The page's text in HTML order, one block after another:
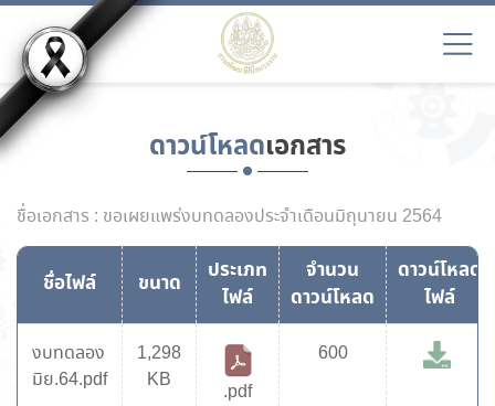
ดาวน์โหลดเอกสาร
ชื่อเอกสาร : ขอเผยแพร่งบทดลองประจำเดือนมิถุนายน 2564
ชื่อไฟล์ ขนาด
ประเภท
ไฟล์
จำนวน
ดาวน์โหลด
ดาวน์โหลด
ไฟล์
งบทดลอง
มิย.64.pdf
1,298
KB
.pdf
600